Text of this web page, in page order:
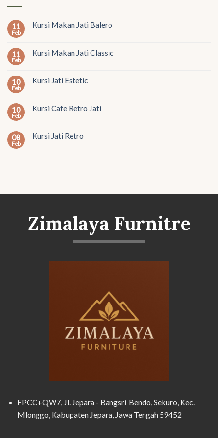
11
Feb
Kursi Makan Jati Balero
11
Feb
Kursi Makan Jati Classic
10
Feb
Kursi Jati Estetic
10
Feb
Kursi Cafe Retro Jati
08
Feb
Kursi Jati Retro
Zimalaya Furnitre
FPCC+QW7, Jl. Jepara - Bangsri, Bendo, Sekuro, Kec.
Mlonggo, Kabupaten Jepara, Jawa Tengah 59452